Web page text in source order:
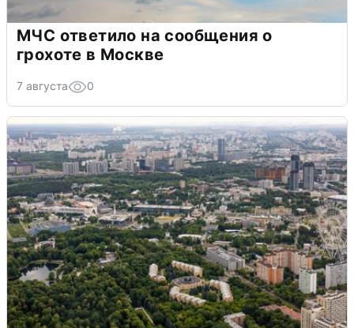
МЧС ответило на сообщения о
грохоте в Москве
7 августа 0